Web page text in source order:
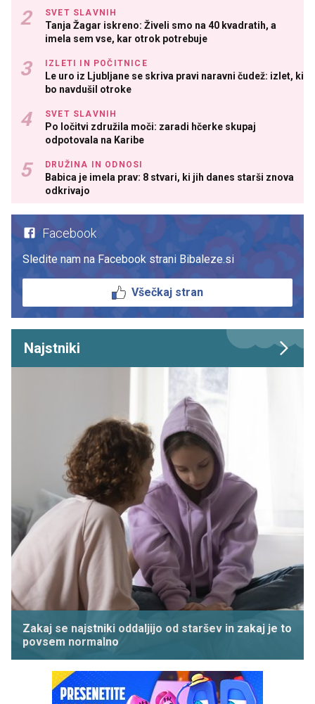
SVET SLAVNIH
Tanja Žagar iskreno: Živeli smo na 40 kvadratih, a
imela sem vse, kar otrok potrebuje
IZLETI IN POČITNICE
Le uro iz Ljubljane se skriva pravi naravni čudež: izlet, ki
bo navdušil otroke
SVET SLAVNIH
Po ločitvi združila moči: zaradi hčerke skupaj
odpotovala na Karibe
DRUŽINA IN ODNOSI
Babica je imela prav: 8 stvari, ki jih danes starši znova
odkrivajo
Facebook
Sledite nam na Facebook strani Bibaleze.si
Všečkaj stran
Najstniki
Zakaj se najstniki oddaljijo od staršev in zakaj je to
povsem normalno